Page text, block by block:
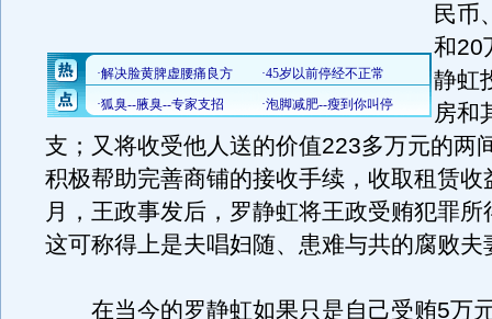
民币
和20
静虹
房和
支；又将收受他人送的价值223多万元的两
积极帮助完善商铺的接收手续，收取租赁
月，王政事发后，罗静虹将王政受贿犯罪所
这可称得上是夫唱妇随、患难与共的腐败夫
在当今的罗静虹如果只是自己受贿5万